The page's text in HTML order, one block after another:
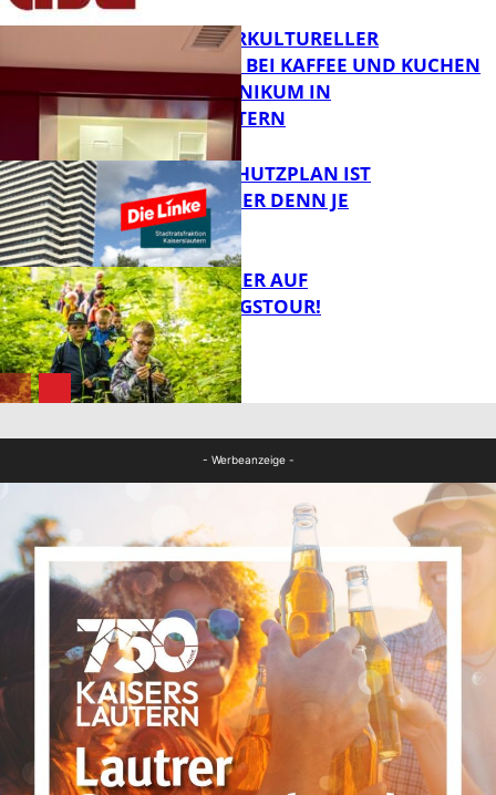
FB News
FB Gesundheit
NEUER INTERKULTURELLER
TREFFPUNKT BEI KAFFEE UND KUCHEN
IM PFALZKLINIKUM IN
KAISERSLAUTERN
FB News
EIN HITZESCHUTZPLAN IST
NOTWENDIGER DENN JE
MIT DEM JÄGER AUF
ENTDECKUNGSTOUR!
- Werbeanzeige -